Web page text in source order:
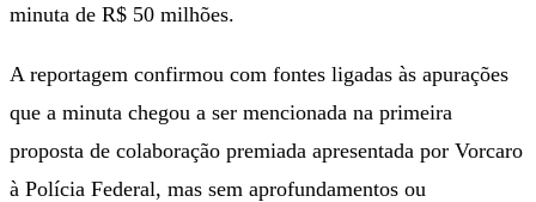
minuta de R$ 50 milhões.
A reportagem confirmou com fontes ligadas às apurações
que a minuta chegou a ser mencionada na primeira
proposta de colaboração premiada apresentada por Vorcaro
à Polícia Federal, mas sem aprofundamentos ou